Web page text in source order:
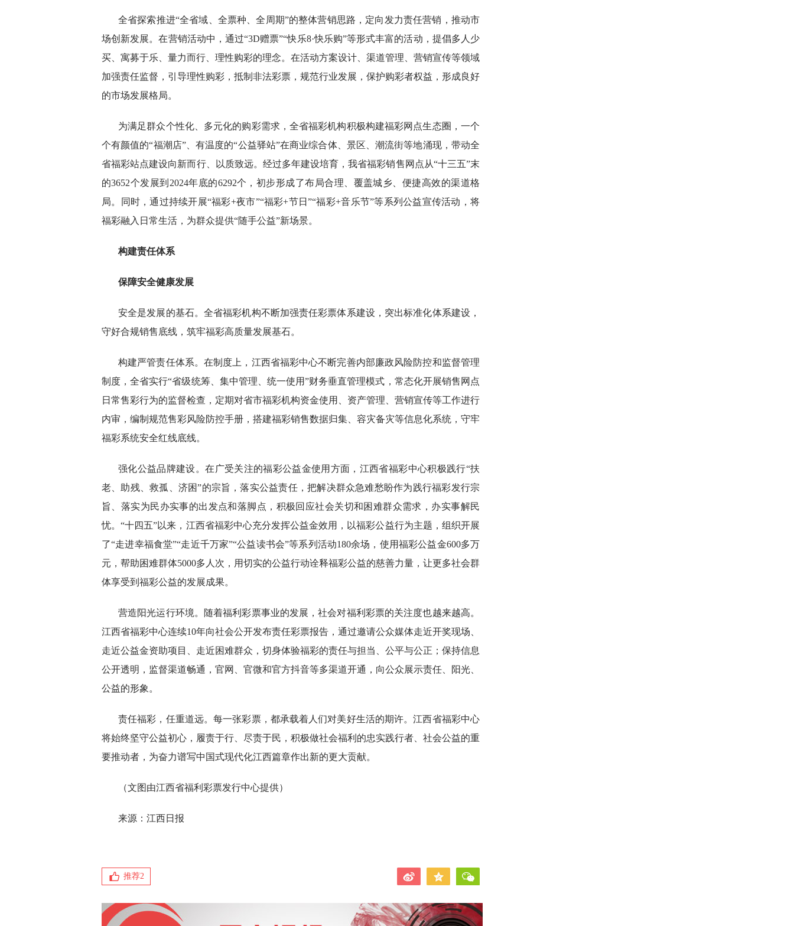
全省探索推进“全省域、全票种、全周期”的整体营销思路，定向发力责任营销，推动市
场创新发展。在营销活动中，通过“3D赠票”“快乐8·快乐购”等形式丰富的活动，提倡多人少
买、寓募于乐、量力而行、理性购彩的理念。在活动方案设计、渠道管理、营销宣传等领域
加强责任监督，引导理性购彩，抵制非法彩票，规范行业发展，保护购彩者权益，形成良好
的市场发展格局。
为满足群众个性化、多元化的购彩需求，全省福彩机构积极构建福彩网点生态圈，一个
个有颜值的“福潮店”、有温度的“公益驿站”在商业综合体、景区、潮流街等地涌现，带动全
省福彩站点建设向新而行、以质致远。经过多年建设培育，我省福彩销售网点从“十三五”末
的3652个发展到2024年底的6292个，初步形成了布局合理、覆盖城乡、便捷高效的渠道格
局。同时，通过持续开展“福彩+夜市”“福彩+节日”“福彩+音乐节”等系列公益宣传活动，将
福彩融入日常生活，为群众提供“随手公益”新场景。
构建责任体系
保障安全健康发展
安全是发展的基石。全省福彩机构不断加强责任彩票体系建设，突出标准化体系建设，
守好合规销售底线，筑牢福彩高质量发展基石。
构建严管责任体系。在制度上，江西省福彩中心不断完善内部廉政风险防控和监督管理
制度，全省实行“省级统筹、集中管理、统一使用”财务垂直管理模式，常态化开展销售网点
日常售彩行为的监督检查，定期对省市福彩机构资金使用、资产管理、营销宣传等工作进行
内审，编制规范售彩风险防控手册，搭建福彩销售数据归集、容灾备灾等信息化系统，守牢
福彩系统安全红线底线。
强化公益品牌建设。在广受关注的福彩公益金使用方面，江西省福彩中心积极践行“扶
老、助残、救孤、济困”的宗旨，落实公益责任，把解决群众急难愁盼作为践行福彩发行宗
旨、落实为民办实事的出发点和落脚点，积极回应社会关切和困难群众需求，办实事解民
忧。“十四五”以来，江西省福彩中心充分发挥公益金效用，以福彩公益行为主题，组织开展
了“走进幸福食堂”“走近千万家”“公益读书会”等系列活动180余场，使用福彩公益金600多万
元，帮助困难群体5000多人次，用切实的公益行动诠释福彩公益的慈善力量，让更多社会群
体享受到福彩公益的发展成果。
营造阳光运行环境。随着福利彩票事业的发展，社会对福利彩票的关注度也越来越高。
江西省福彩中心连续10年向社会公开发布责任彩票报告，通过邀请公众媒体走近开奖现场、
走近公益金资助项目、走近困难群众，切身体验福彩的责任与担当、公平与公正；保持信息
公开透明，监督渠道畅通，官网、官微和官方抖音等多渠道开通，向公众展示责任、阳光、
公益的形象。
责任福彩，任重道远。每一张彩票，都承载着人们对美好生活的期许。江西省福彩中心
将始终坚守公益初心，履责于行、尽责于民，积极做社会福利的忠实践行者、社会公益的重
要推动者，为奋力谱写中国式现代化江西篇章作出新的更大贡献。
（文图由江西省福利彩票发行中心提供）
来源：江西日报
推荐2